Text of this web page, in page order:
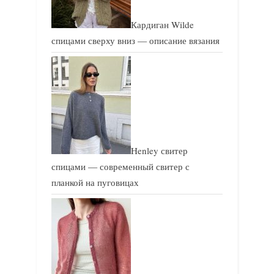
Кардиган Wilde
спицами сверху вниз — описание вязания
Henley свитер
спицами — современный свитер с
планкой на пуговицах